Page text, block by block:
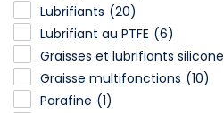
Lubrifiants (20)
Lubrifiant au PTFE (6)
Graisses et lubrifiants silicone
Graisse multifonctions (10)
Parafine (1)